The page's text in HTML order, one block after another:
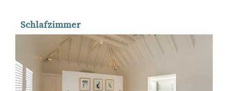
Schlafzimmer